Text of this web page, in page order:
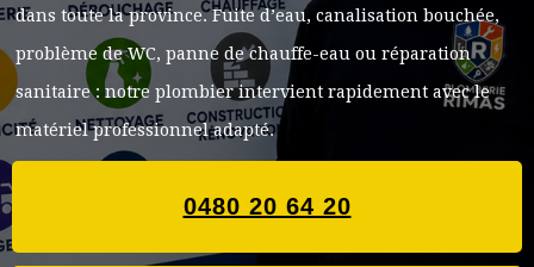
dans toute la province. Fuite d’eau, canalisation bouchée,
problème de WC, panne de chauffe-eau ou réparation
sanitaire : notre plombier intervient rapidement avec le
matériel professionnel adapté.
0480 20 64 20